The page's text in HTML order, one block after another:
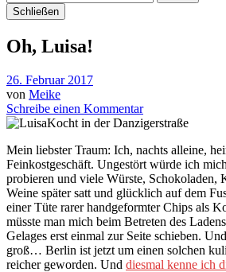
Schließen
Oh, Luisa!
26. Februar 2017
von Meike
Schreibe einen Kommentar
Mein liebster Traum: Ich, nachts alleine,
Feinkostgeschäft. Ungestört würde ich
probieren und viele Würste, Schokoladen,
Weine später satt und glücklich auf dem
einer Tüte rarer handgeformter Chips als
müsste man mich beim Betreten des
Gelages erst einmal zur Seite schieben.
groß… Berlin ist jetzt um einen solchen
reicher geworden. Und diesmal kenne ich